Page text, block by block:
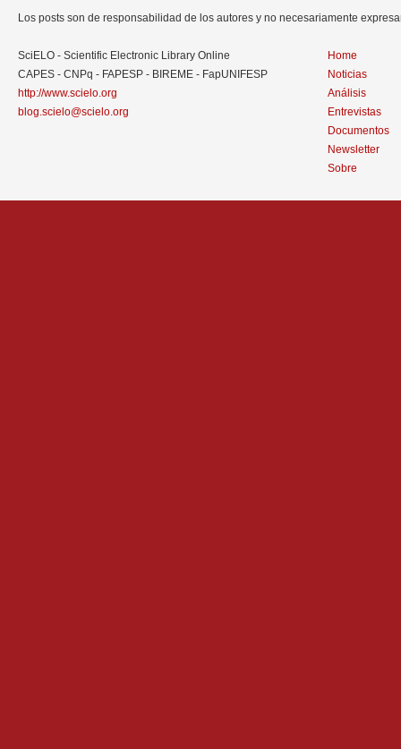
Los posts son de responsabilidad de los autores y no necesariamente
SciELO - Scientific Electronic Library Online
CAPES - CNPq - FAPESP - BIREME - FapUNIFESP
http://www.scielo.org
blog.scielo@scielo.org
Home
Noticias
Análisis
Entrevistas
Documentos
Newsletter
Sobre